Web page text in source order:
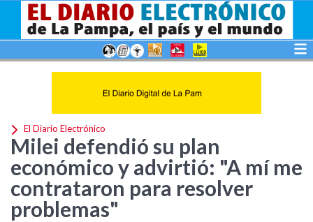
El Diario Electrónico
Milei defendió su plan
económico y advirtió: "A mí me
contrataron para resolver
problemas"